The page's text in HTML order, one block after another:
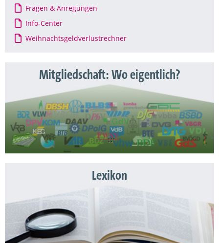
Fragen & Anregungen
Info-Center
Weihnachtsgeldverlustrechner
Mitgliedschaft: Wo eigentlich?
Lexikon